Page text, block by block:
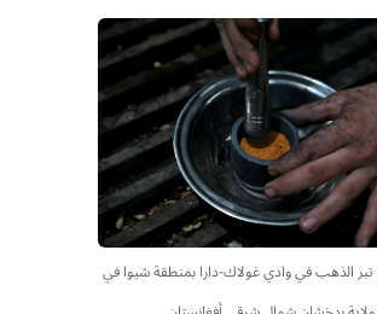
الذهب في وادي غولاك-دارا بمنطقة شيوا في